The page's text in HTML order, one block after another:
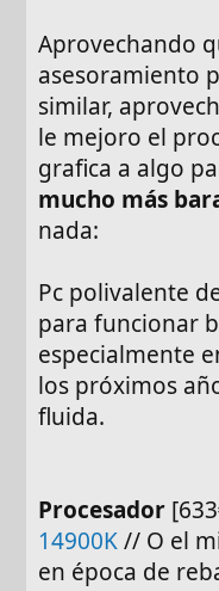
Aprovechando
asesoramiento
similar,
le mejoro el
grafica a algo
mucho más
nada:
Pc polivalente
para funcionar
especialmente
los próximos
fluida.
Procesador
14900K// O el
en época de